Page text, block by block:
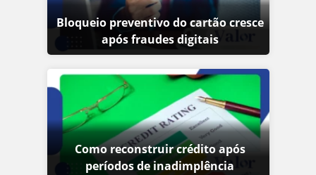
Bloqueio preventivo do cartão cresce
após fraudes digitais
Como reconstruir crédito após
períodos de inadimplência